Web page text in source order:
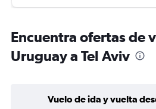
Encuentra ofertas de
Uruguay a Tel Aviv
Vuelo de ida y vuelta